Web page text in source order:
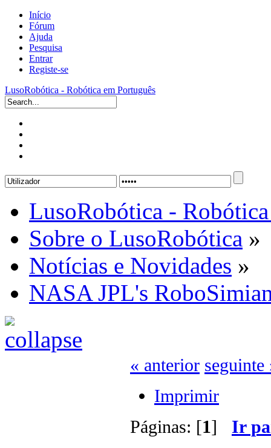
Início
Fórum
Ajuda
Pesquisa
Entrar
Registe-se
LusoRobótica - Robótica em Português
LusoRobótica -
Sobre o LusoRobótica »
Notícias e Novidades »
NASA JPL's
« anterior seguinte
Imprimir
Páginas: [1] Ir